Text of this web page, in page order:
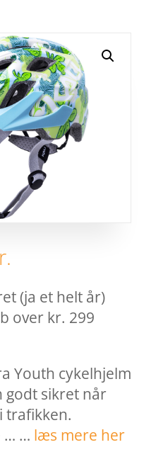
(ja et helt år)
over kr. 299
Youth cykelhjelm
godt sikret når
trafikken.
… … læs mere her